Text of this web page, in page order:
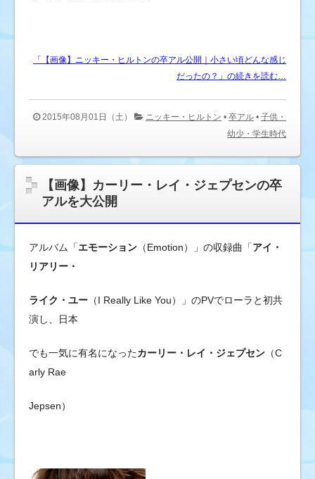
「【画像】ニッキー・ヒルトンの卒アル公開｜小さい頃どんな感じ
だったの？」の続きを読む…
2015年08月01日（土） ニッキー・ヒルトン • 卒アル • 子供・
幼少・学生時代
【画像】カーリー・レイ・ジェプセンの卒
アルを大公開
アルバム「エモーション （Emotion）」の収録曲「アイ・
リアリー・
ライク・ ユー （I Really Like You）」のPVでローラと初共
演し、日本
でも一気に有名になったカーリー・レイ・ジェプセン （C
arly Rae
Jepsen）